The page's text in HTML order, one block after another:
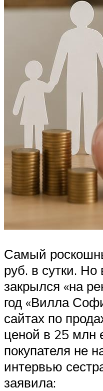
Самый
руб. в сутки.
закрылся «на
год «Вилла
сайтах по
ценой в 25 млн
покупателя не
интервью
заявила: